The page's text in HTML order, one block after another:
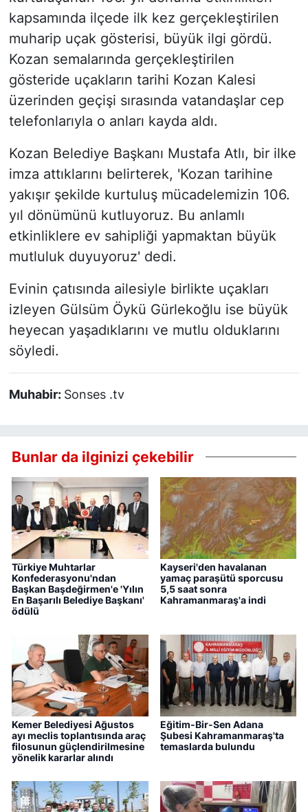
kapsamında ilçede ilk kez gerçekleştirilen
muharip uçak gösterisi, büyük ilgi gördü.
Kozan semalarında gerçekleştirilen
gösteride uçakların tarihi Kozan Kalesi
üzerinden geçişi sırasında vatandaşlar cep
telefonlarıyla o anları kayda aldı.
Kozan Belediye Başkanı Mustafa Atlı, bir ilke
imza attıklarını belirterek, 'Kozan tarihine
yakışır şekilde kurtuluş mücadelemizin 106.
yıl dönümünü kutluyoruz. Bu anlamlı
etkinliklere ev sahipliği yapmaktan büyük
mutluluk duyuyoruz' dedi.
Evinin çatısında ailesiyle birlikte uçakları
izleyen Gülsüm Öykü Gürlekoğlu ise büyük
heyecan yaşadıklarını ve mutlu olduklarını
söyledi.
Muhabir: Sonses .tv
Bunlar da ilginizi çekebilir
Türkiye Muhtarlar
Konfederasyonu'ndan
Başkan Başdeğirmen'e 'Yılın
En Başarılı Belediye Başkanı'
ödülü
Kayseri'den havalanan
yamaç paraşütü sporcusu
5,5 saat sonra
Kahramanmaraş'a indi
Kemer Belediyesi Ağustos
ayı meclis toplantısında araç
filosunun güçlendirilmesine
yönelik kararlar alındı
Eğitim-Bir-Sen Adana
Şubesi Kahramanmaraş'ta
temaslarda bulundu